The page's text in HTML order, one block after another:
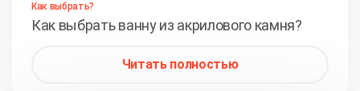
Как выбрать?
Как выбрать ванну из акрилового камня?
Читать полностью